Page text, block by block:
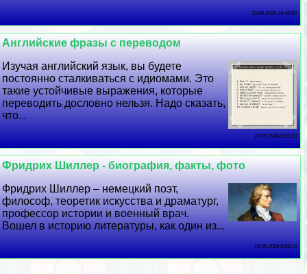
20 06 2026 19:40:58
Английские фразы с переводом
Изучая английский язык, вы будете
постоянно сталкиваться с идиомами. Это
такие устойчивые выражения, которые
переводить дословно нельзя. Надо сказать,
что...
19 06 2026 0:52:20
Фридрих Шиллер - биография, факты, фото
Фридрих Шиллер – немецкий поэт,
философ, теоретик искусства и драматург,
профессор истории и военный врач.
Вошел в историю литературы, как один из...
18 06 2026 8:26:14